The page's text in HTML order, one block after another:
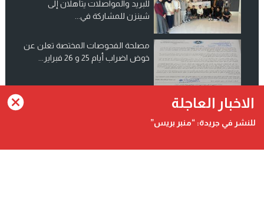
للبريد والمواصلات يتأهلان إلى
شينزن للمشاركة في...
مصلحة الفحوصات المختصة تعلن عن
خوض اضراب أيام 25 و 26 فبراير...
انضم الينا على فيسبوك
الاخبار العاجلة
للنشر في جريدة: “منبر بريس”